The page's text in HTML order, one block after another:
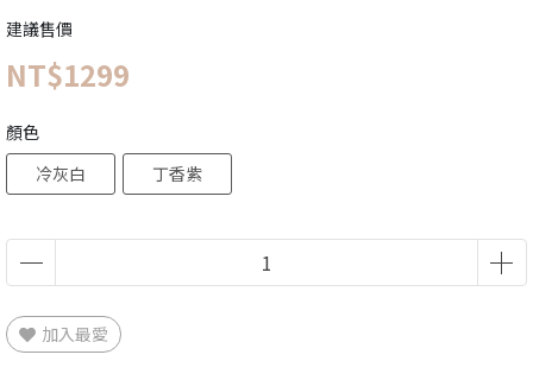
建議售價
NT$1299
顏色
冷灰白
丁香紫
加入最愛